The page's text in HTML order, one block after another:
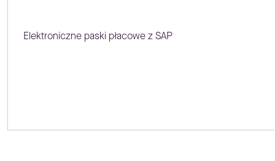
Elektroniczne paski płacowe z SAP